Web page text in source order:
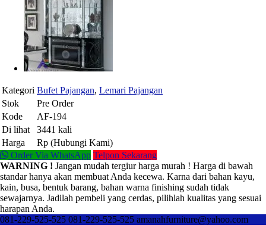
Kategori Bufet Pajangan, Lemari Pajangan
Stok
Pre Order
Kode
AF-194
Di lihat
3441 kali
Harga
Rp (Hubungi Kami)
Order Via WhatsApp Telpon Sekarang
WARNING ! Jangan mudah tergiur harga murah ! Harga di bawah
standar hanya akan membuat Anda kecewa. Karna dari bahan kayu,
kain, busa, bentuk barang, bahan warna finishing sudah tidak
sewajarnya. Jadilah pembeli yang cerdas, pilihlah kualitas yang sesuai
harapan Anda.
081-229-525-525 081-229-525-525 amanahfurniture@yahoo.com